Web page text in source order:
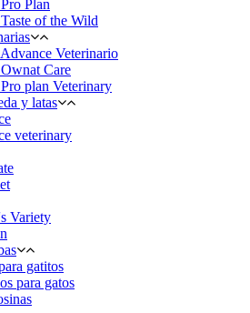
Plan
of the Wild
Veterinario
Care
plan Veterinary
y latas
veterinary
Variety
gatitos
para gatos